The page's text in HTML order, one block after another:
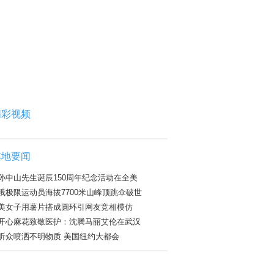
视频
要闻
中山先生诞辰150周年纪念活动在全美
极限运动员海拔7700米山峰顶跳伞破世
女子用薯片搭成圆环引网友竞相模仿
心麻花致敬医护：沈腾马丽艾伦在武汉
众喷洒不明物质 美国纽约大都会